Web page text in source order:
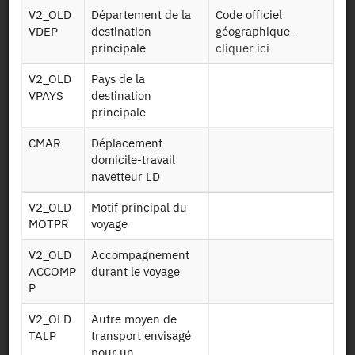
semaines
Véhicule du
ménage
Mobilité régulière
trajets vers lieux
de Travail Etude
ou Garde (TEG)
Q individu
Mobilité régulière
(sans les lieux) et
capacités de
V2_OLD
VDEP
Département de la
destination
principale
Code officiel
géographique -
cliquer ici
V2_OLD
VPAYS
Pays de la
destination
principale
CMAR
Déplacement
domicile-travail
navetteur LD
V2_OLD
MOTPR
Motif principal du
voyage
V2_OLD
ACCOMP
P
Accompagnement
durant le voyage
V2_OLD
TALP
Autre moyen de
transport envisagé
Présentation statistique
Concepts et définitions statistiques
Les thèmes abordés sont les déplacements, de courte et
longue distance, des ménages et de leurs membres, selon les